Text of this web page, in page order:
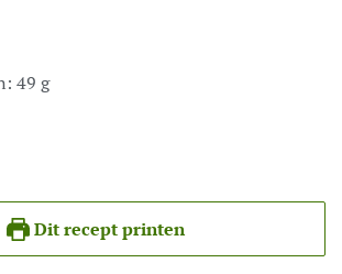
49 g
Dit recept printen